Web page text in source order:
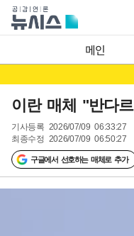
메인
이란 매체 "반다
기사등록 2026/07/09 06:33:27
최종수정 2026/07/09 06:50:27
구글에서 선호하는 매체로 추가